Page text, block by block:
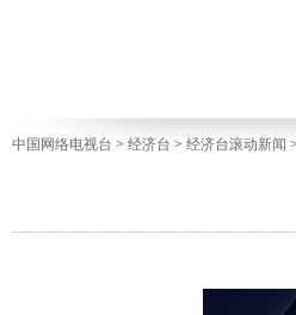
中国网络电视台 > 经济台 > 经济台滚动新闻 >